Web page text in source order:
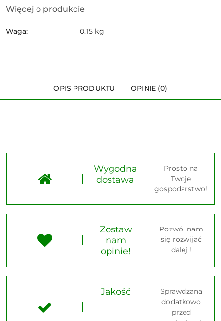
Więcej o produkcie
Waga: 0.15 kg
OPIS PRODUKTU OPINIE (0)
Wygodna
dostawa
Prosto na
Twoje
gospodarstwo!
Zostaw
nam
opinie!
Pozwól nam
się rozwijać
dalej !
Jakość
Sprawdzana
dodatkowo
przed